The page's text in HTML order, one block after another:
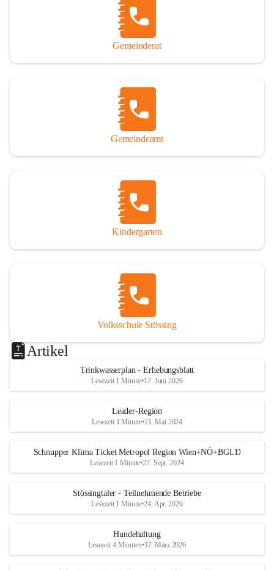
Gemeinderat
Gemeindeamt
Kindergarten
Volksschule Stössing
Artikel
Trinkwasserplan - Erhebungsblatt
Lesezeit 1 Minute•17. Juni 2026
Leader-Region
Lesezeit 1 Minute•21. Mai 2024
Schnupper Klima Ticket Metropol Region Wien+NÖ+BGLD
Lesezeit 1 Minute•27. Sept. 2024
Stössingtaler - Teilnehmende Betriebe
Lesezeit 1 Minute•24. Apr. 2026
Hundehaltung
Lesezeit 4 Minuten•17. März 2026